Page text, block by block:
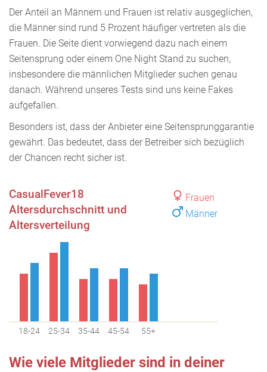
Der Anteil an Männern und Frauen ist relativ ausgeglichen,
die Männer sind rund 5 Prozent häufiger vertreten als die
Frauen. Die Seite dient vorwiegend dazu nach einem
Seitensprung oder einem One Night Stand zu suchen,
insbesondere die männlichen Mitglieder suchen genau
danach. Während unseres Tests sind uns keine Fakes
aufgefallen.
Besonders ist, dass der Anbieter eine Seitensprunggarantie
gewährt. Das bedeutet, dass der Betreiber sich bezüglich
der Chancen recht sicher ist.
Frauen
Männer
CasualFever18
Altersdurchschnitt und
Altersverteilung
18-24 25-34 35-44 45-54 55+
Wie viele Mitglieder sind in deiner